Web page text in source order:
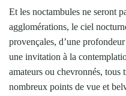
Et les noctambules ne seront
agglomérations, le ciel
provençales, d’une
une invitation à la
amateurs ou chevronnés,
nombreux points de vue et